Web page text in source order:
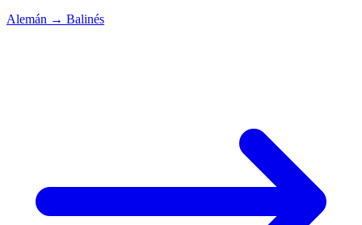
Alemán → Balinés